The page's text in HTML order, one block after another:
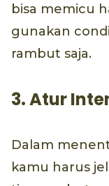
bisa memicu
gunakan
rambut saja.
3. Atur
Dalam
kamu harus